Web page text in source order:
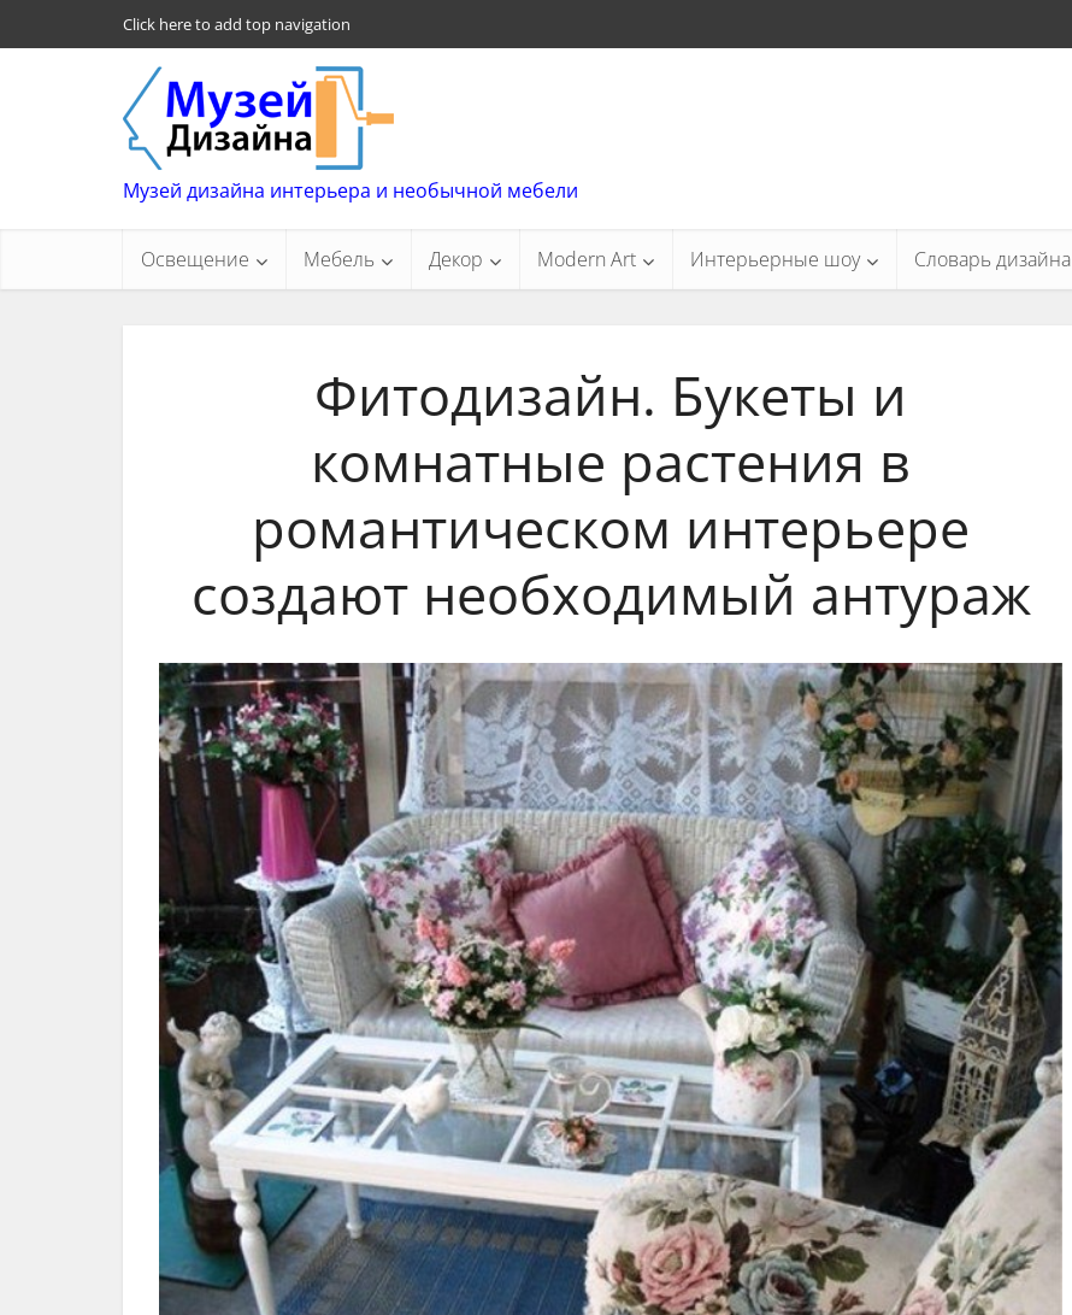
Click here to add top navigation
Музей дизайна интерьера и необычной мебели
Освещение Мебель Декор Modern Art Интерьерные шоу Словарь дизайна
Фитодизайн. Букеты и
комнатные растения в
романтическом интерьере
создают необходимый антураж